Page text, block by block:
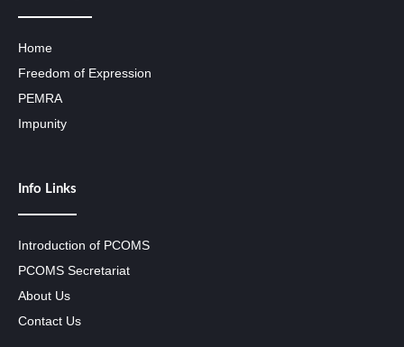
Home
Freedom of Expression
PEMRA
Impunity
Info Links
Introduction of PCOMS
PCOMS Secretariat
About Us
Contact Us